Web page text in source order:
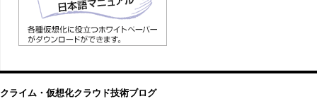
クライム・仮想化クラウド技術ブログ